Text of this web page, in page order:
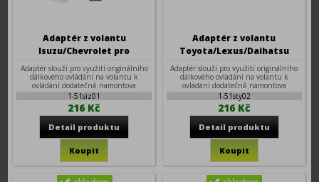
Adaptér z volantu
Isuzu/Chevrolet pro
autorádia Android 7", 9", 10"
Adaptér slouží pro využití originálního
dálkového ovládání na volantu k
ovládání dodatečně namontova
1-51siz01
216 Kč
Adaptér z volantu
Toyota/Lexus/Daihatsu
1984-2013 pro autorádia
Android 7", 9", 10"
Adaptér slouží pro využití originálního
dálkového ovládání na volantu k
ovládání dodatečně namontova
1-51sty02
216 Kč